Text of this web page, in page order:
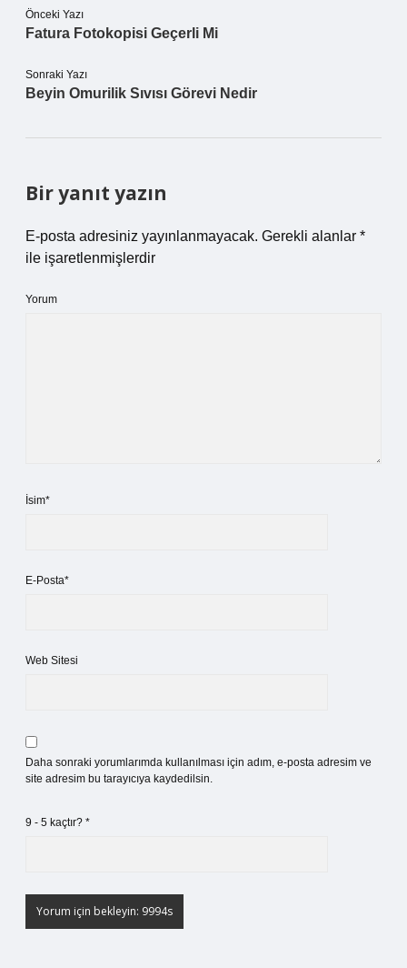
Önceki Yazı
Fatura Fotokopisi Geçerli Mi
Sonraki Yazı
Beyin Omurilik Sıvısı Görevi Nedir
Bir yanıt yazın
E-posta adresiniz yayınlanmayacak. Gerekli alanlar *
ile işaretlenmişlerdir
Yorum
İsim*
E-Posta*
Web Sitesi
Daha sonraki yorumlarımda kullanılması için adım, e-posta adresim ve
site adresim bu tarayıcıya kaydedilsin.
9 - 5 kaçtır? *